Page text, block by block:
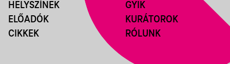
HELYSZÍNEK
ELŐADÓK
CIKKEK
GYIK
KURÁTOROK
RÓLUNK